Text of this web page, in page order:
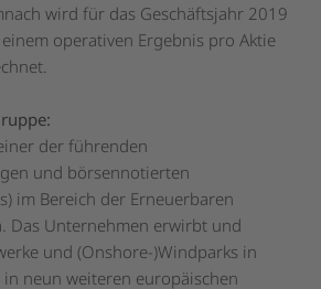
wird für das Geschäftsjahr 2019
operativen Ergebnis pro Aktie
der führenden
und börsennotierten
im Bereich der Erneuerbaren
Das Unternehmen erwirbt und
und (Onshore-)Windparks in
neun weiteren europäischen